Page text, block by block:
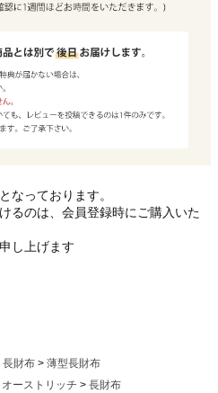
なっております。
るのは、会員登録時にご購入いた
し上げます
長財布
薄型長財布
オーストリッチ
長財布